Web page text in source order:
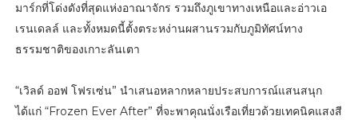
มาร์กที่โด่งดังที่สุดแห่งอาณาจักร รวมถึงภูเขาทางเหนือและอ่าวเอ
เรนเดลล์ และทั้งหมดนี้ตั้งตระหง่านผสานรวมกับภูมิทัศน์ทาง
ธรรมชาติของเกาะลันเตา
“เวิลด์ ออฟ โฟรเซ่น” นำเสนอหลากหลายประสบการณ์แสนสนุก
ได้แก่ “Frozen Ever After” ที่จะพาคุณนั่งเรือเที่ยวด้วยเทคนิคแสงสี